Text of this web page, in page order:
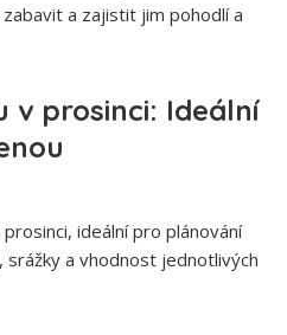
a zajistit jim pohodlí a
v prosinci: Ideální
ideální pro plánování
a vhodnost jednotlivých